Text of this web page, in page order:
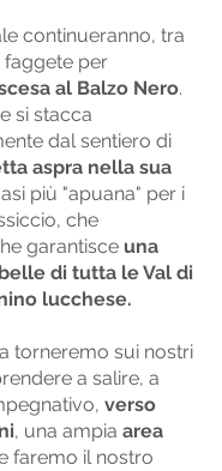
continueranno, tra
faggete per
al Balzo Nero.
si stacca
dal sentiero di
aspra nella sua
più "apuana" per i
che
garantisce una
di tutta le Val di
lucchese.
torneremo sui nostri
a salire, a
verso
, una ampia area
faremo il nostro